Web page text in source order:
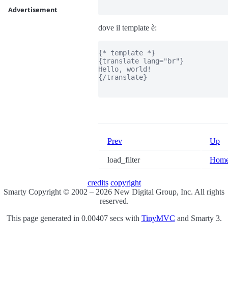
Advertisement
dove il template è:
{* template *}
{translate lang="br"}
Hello, world!
{/translate}
Prev Up
load_filter
credits copyright
Smarty Copyright © 2002 – 2026 New Digital Group, Inc. All rights
reserved.
This page generated in 0.00407 secs with TinyMVC and Smarty 3.